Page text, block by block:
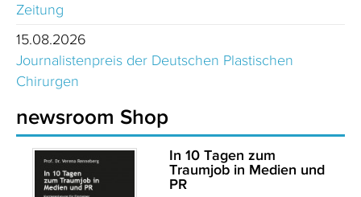
Zeitung
15.08.2026
Journalistenpreis der Deutschen Plastischen
Chirurgen
newsroom Shop
In 10 Tagen zum
Traumjob in Medien und
PR